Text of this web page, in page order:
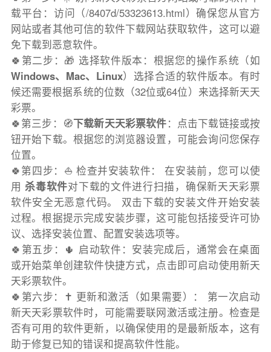
载平台：访问（/8407d/53323613.html）确保您从官方
网站或者其他可信的软件下载网站获取软件，这可以避
免下载到恶意软件。
🍀第二步：🎁 选择软件版本：根据您的操作系统（如
Windows、Mac、Linux）选择合适的软件版本。有时
候还需要根据系统的位数（32位或64位）来选择新天天
彩票。
🍀第三步：🧭下载新天天彩票软件：点击下载链接或按
钮开始下载。根据您的浏览器设置，可能会询问您保存
位置。
🍀第四步：⛵️ 检查并安装软件： 在安装前，您可以使
用杀毒软件对下载的文件进行扫描，确保新天天彩票
软件安全无恶意代码。 双击下载的安装文件开始安装
过程。根据提示完成安装步骤，这可能包括接受许可协
议、选择安装位置、配置安装选项等。
🍀第五步：🌵 启动软件：安装完成后，通常会在桌面
或开始菜单创建软件快捷方式，点击即可启动使用新天
天彩票软件。
🍀第六步：✝️ 更新和激活（如果需要）： 第一次启动
新天天彩票软件时，可能需要联网激活或注册。检查是
否有可用的软件更新，以确保使用的是最新版本，这有
助于修复已知的错误和提高软件性能。